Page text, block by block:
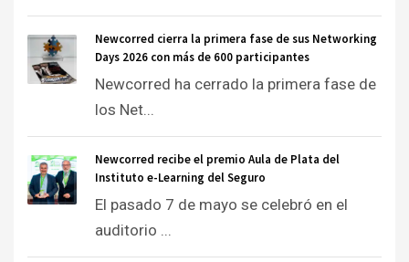
Newcorred cierra la primera fase de sus Networking
Days 2026 con más de 600 participantes
Newcorred ha cerrado la primera fase de
los Net...
Newcorred recibe el premio Aula de Plata del
Instituto e-Learning del Seguro
El pasado 7 de mayo se celebró en el
auditorio ...